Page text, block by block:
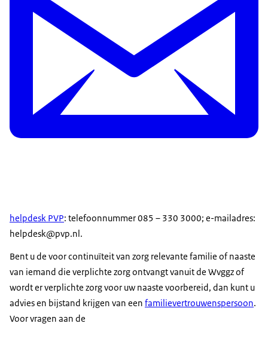
helpdesk PVP: telefoonnummer 085 – 330 3000; e-mailadres:
helpdesk@pvp.nl.
Bent u de voor continuïteit van zorg relevante familie of naaste
van iemand die verplichte zorg ontvangt vanuit de Wvggz of
wordt er verplichte zorg voor uw naaste voorbereid, dan kunt u
advies en bijstand krijgen van een familievertrouwenspersoon.
Voor vragen aan de